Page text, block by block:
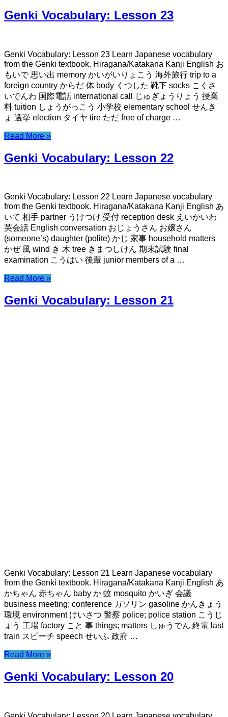
Genki Vocabulary: Lesson 23
Genki Vocabulary: Lesson 23 Learn Japanese vocabulary
from the Genki textbook. Hiragana/Katakana Kanji English お
もいで 思い出 memory かいがいりょこう 海外旅行 trip to a
foreign country からだ 体 body くつした 靴下 socks こくさ
いでんわ 国際電話 international call じゅぎょうりょう 授業
料 tuition しょうがっこう 小学校 elementary school せんき
ょ 選挙 election タイヤ tire ただ free of charge …
Read More »
Genki Vocabulary: Lesson 22
Genki Vocabulary: Lesson 22 Learn Japanese vocabulary
from the Genki textbook. Hiragana/Katakana Kanji English あ
いて 相手 partner うけつけ 受付 reception desk えいかいわ
英会話 English conversation おじょうさん お嬢さん
(someone’s) daughter (polite) かじ 家事 household matters
かぜ 風 wind き 木 tree きまつしけん 期末試験 final
examination こうはい 後輩 junior members of a …
Read More »
Genki Vocabulary: Lesson 21
Genki Vocabulary: Lesson 21 Learn Japanese vocabulary
from the Genki textbook. Hiragana/Katakana Kanji English あ
かちゃん 赤ちゃん baby か 蚊 mosquito かいぎ 会議
business meeting; conference ガソリン gasoline かんきょう
環境 environment けいさつ 警察 police; police station こうじ
ょう 工場 factory こと 事 things; matters しゅうでん 終電 last
train スピーチ speech せいふ 政府 …
Read More »
Genki Vocabulary: Lesson 20